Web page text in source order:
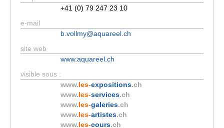
+41 (0) 79 247 23 10
e-mail
b.vollmy@aquareel.ch
site web
www.aquareel.ch
visible sous :
www.les-expositions.ch
www.les-services.ch
www.les-galeries.ch
www.les-artistes.ch
www.les-cours.ch